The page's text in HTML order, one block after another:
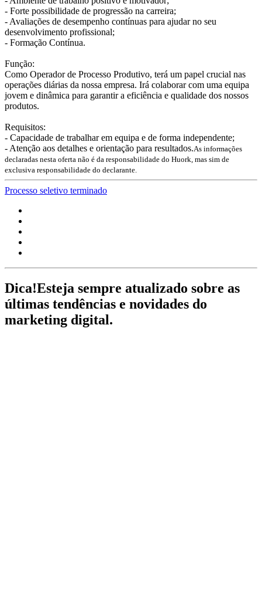
- Forte possibilidade de progressão na carreira;
- Avaliações de desempenho contínuas para ajudar no seu
desenvolvimento profissional;
- Formação Contínua.
Função:
Como Operador de Processo Produtivo, terá um papel crucial nas
operações diárias da nossa empresa. Irá colaborar com uma equipa
jovem e dinâmica para garantir a eficiência e qualidade dos nossos
produtos.
Requisitos:
- Capacidade de trabalhar em equipa e de forma independente;
- Atenção aos detalhes e orientação para resultados.As informações
declaradas nesta oferta não é da responsabilidade do Huork, mas sim de
exclusiva responsabilidade do declarante.
Processo seletivo terminado
Dica!Esteja sempre atualizado sobre as
últimas tendências e novidades do
marketing digital.